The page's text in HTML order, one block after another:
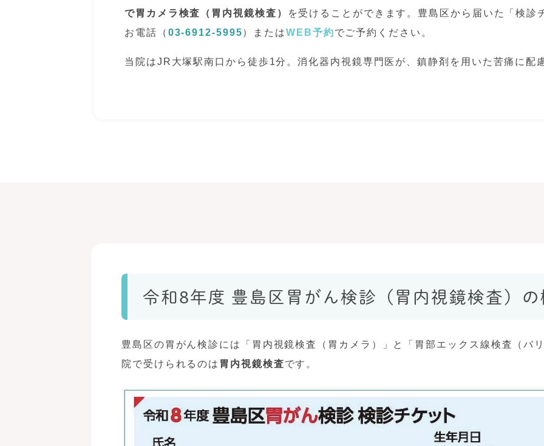
で胃カメラ検査（胃内視鏡検査）
を受けることができます。豊島区から届いた「検
お電話（ 03-6912-5995）またはWEB予約でご予約ください。
当院はJR大塚駅南口から徒歩1分。消化器内視鏡専門医が、鎮静剤を用いた苦痛に配
令和8年度 豊島区胃がん検診（胃内視鏡検査）の
豊島区の胃がん検診には「胃内視鏡検査（胃カメラ）」と「胃部エックス線検査（バ
院で受けられるのは 胃内視鏡検査です。